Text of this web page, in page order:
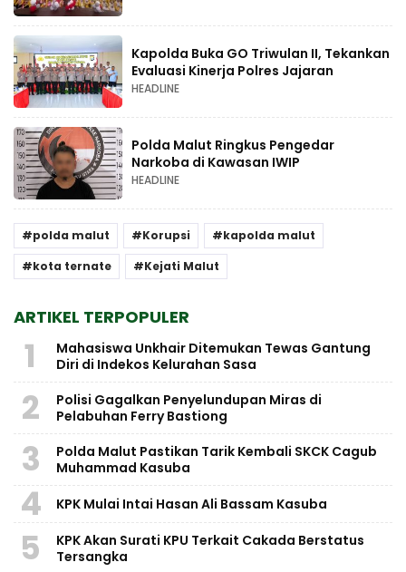
Kapolda Buka GO Triwulan II, Tekankan
Evaluasi Kinerja Polres Jajaran
HEADLINE
Polda Malut Ringkus Pengedar
Narkoba di Kawasan IWIP
HEADLINE
polda malut Korupsi
kapolda malut
kota ternate
Kejati Malut
ARTIKEL TERPOPULER
1
Mahasiswa Unkhair Ditemukan Tewas Gantung
Diri di Indekos Kelurahan Sasa
2
Polisi Gagalkan Penyelundupan Miras di
Pelabuhan Ferry Bastiong
3
Polda Malut Pastikan Tarik Kembali SKCK Cagub
Muhammad Kasuba
4 KPK Mulai Intai Hasan Ali Bassam Kasuba
5
KPK Akan Surati KPU Terkait Cakada Berstatus
Tersangka